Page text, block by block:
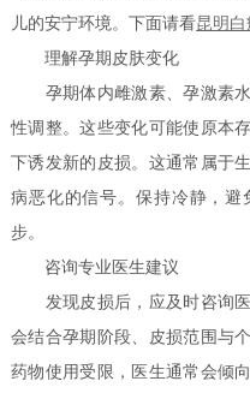
儿的安宁环境。下面请看昆明
理解孕期皮肤变化
孕期体内雌激素、孕激素水
性调整。这些变化可能使原本
下诱发新的皮损。这通常属于
病恶化的信号。保持冷静，
步。
咨询专业医生建议
发现皮损后，应及时咨询医
会结合孕期阶段、皮损范围与
药物使用受限，医生通常会倾